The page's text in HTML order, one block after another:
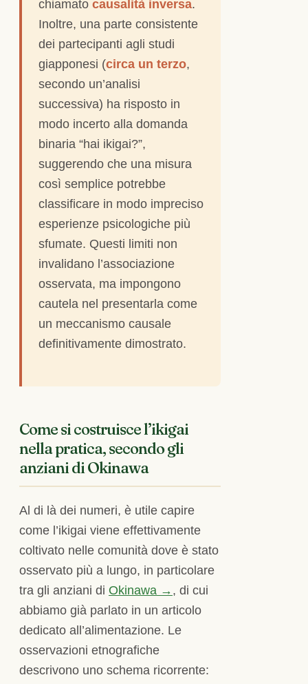
chiamato causalità inversa.
Inoltre, una parte consistente
dei partecipanti agli studi
giapponesi (circa un terzo,
secondo un’analisi
successiva) ha risposto in
modo incerto alla domanda
binaria “hai ikigai?”,
suggerendo che una misura
così semplice potrebbe
classificare in modo impreciso
esperienze psicologiche più
sfumate. Questi limiti non
invalidano l’associazione
osservata, ma impongono
cautela nel presentarla come
un meccanismo causale
definitivamente dimostrato.
Come si costruisce l’ikigai
nella pratica, secondo gli
anziani di Okinawa
Al di là dei numeri, è utile capire
come l’ikigai viene effettivamente
coltivato nelle comunità dove è stato
osservato più a lungo, in particolare
tra gli anziani di Okinawa → , di cui
abbiamo già parlato in un articolo
dedicato all’alimentazione. Le
osservazioni etnografiche
descrivono uno schema ricorrente: